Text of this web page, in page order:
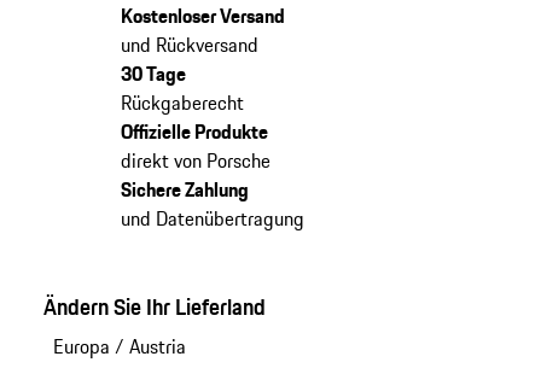
Kostenloser Versand
und Rückversand
30 Tage
Rückgaberecht
Offizielle Produkte
direkt von Porsche
Sichere Zahlung
und Datenübertragung
Ändern Sie Ihr Lieferland
Europa / Austria